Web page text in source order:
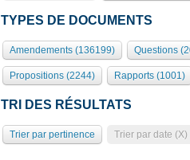
TYPES DE DOCUMENTS
Amendements (136199) Questions
Propositions (2244) Rapports (1001)
TRI DES RÉSULTATS
Trier par pertinence Trier par date (X)